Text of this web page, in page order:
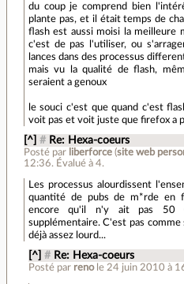
du coup je comprend bien
plante pas, et il était temps de
flash est aussi moisi la meilleure
c'est de pas l'utiliser, ou
lances dans des processus
mais vu la qualité de flash,
seraient a genoux
le souci c'est que quand c'est
voit pas et voit juste que firefox a
[^] # Re: Hexa-coeurs
Posté par liberforce(site web
12:36. Évalué à 4.
Les processus alourdissent
quantité de pubs de m*rde en
encore qu'il n'y ait pas 50
supplémentaire. C'est pas comme
déjà assez lourd...
[^] # Re: Hexa-coeurs
Posté par reno le 24 juin 2010 à